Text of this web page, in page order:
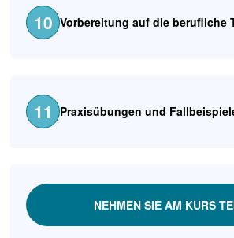
10 Vorbereitung auf die berufliche
11 Praxisübungen und
NEHMEN SIE AM KURS